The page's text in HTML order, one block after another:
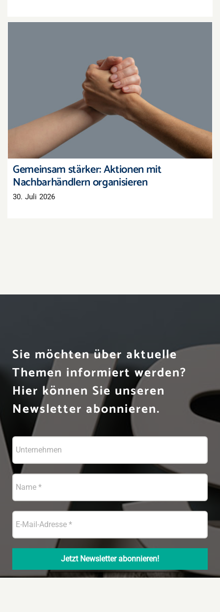
Gemeinsam stärker: Aktionen mit
Nachbarhändlern organisieren
Gemeinsam stärker: Aktionen mit
Nachbarhändlern organisieren
30. Juli 2026
Sie möchten über aktuelle
Themen informiert werden?
Hier können Sie unseren
Newsletter abonnieren.